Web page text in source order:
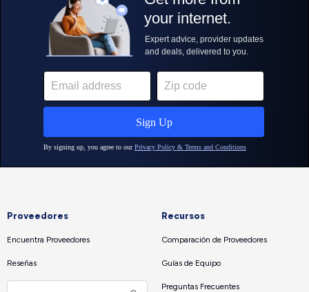
Proveedores
Encuentra Proveedores
Reseñas
Recursos
Comparación de Proveedores
Guías de Equipo
Preguntas Frecuentes